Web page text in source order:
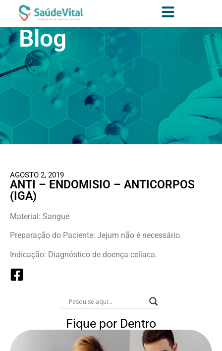
Blog
AGOSTO 2, 2019
ANTI – ENDOMISIO – ANTICORPOS
(IGA)
Material: Sangue
Preparação do Paciente: Jejum não é necessário.
Indicação: Diagnóstico de doença celíaca.
Fique por Dentro